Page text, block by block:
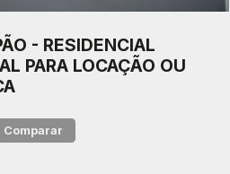
- RESIDENCIAL
PARA LOCAÇÃO OU
Comparar